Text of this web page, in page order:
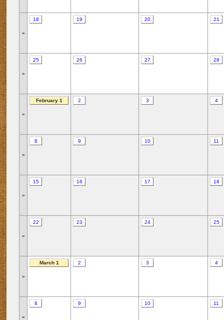
»
18 19 20 21
»
25 26 27 28
»
February 1 2 3 4
»
8 9 10 11
»
15 16 17 18
»
22 23 24 25
»
March 1 2 3 4
»
8 9 10 11